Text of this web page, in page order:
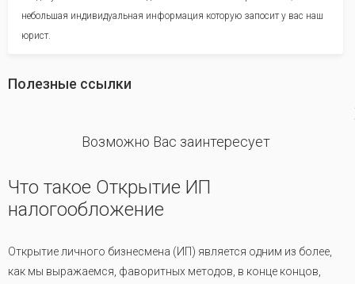
небольшая индивидуальная информация которую запосит у вас наш
юрист.
Полезные ссылки
Возможно Вас заинтересует
Что такое Открытие ИП
налогообложение
Открытие личного бизнесмена (ИП) является одним из более,
как мы выражаемся, фаворитных методов, в конце концов,